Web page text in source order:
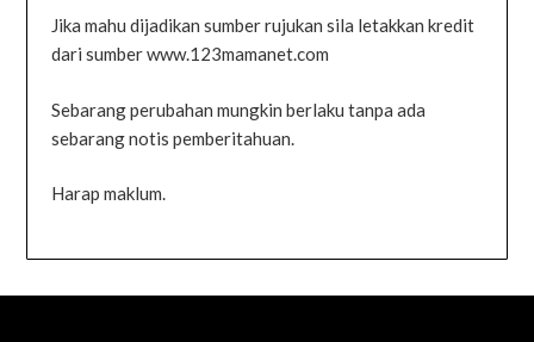
Jika mahu dijadikan sumber rujukan sila letakkan kredit
dari sumber www.123mamanet.com
Sebarang perubahan mungkin berlaku tanpa ada
sebarang notis pemberitahuan.
Harap maklum.